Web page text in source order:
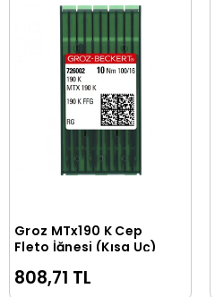
Sepete Ekle
Groz MTx190 K Cep
Fleto İğnesi (Kısa Uç)
808,71 TL